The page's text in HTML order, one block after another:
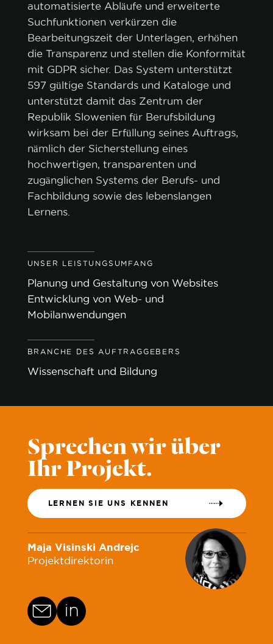
automatisierte Abläufe und erweiterte
Suchfunktionen verkürzen die
Bearbeitungszeit der Unterlagen, erhöhen
die Transparenz und stellen die Konformität
mit GDPR sicher. Das System unterstützt
597 gültige Standards und Kataloge und
unterstützt damit das Zentrum der
Republik Slowenien für Berufsbildung
wirksam bei der Erfüllung seines Auftrags,
nämlich der Sicherstellung eines
hochwertigen, transparenten und
zugänglichen Systems der Berufs- und
Fachbildung sowie des lebenslangen
Lernens.
UNSER LEISTUNGSUMFANG
Planung und Gestaltung von Websites
Entwicklung von Web- und
Mobilanwendungen
BRANCHE DES AUFTRAGGEBERS
Wissenschaft und Bildung
Sprechen wir über
Ihr Projekt.
LERNEN SIE UNS KENNEN
Maja Visinski Andrejc
Projektdirektorin